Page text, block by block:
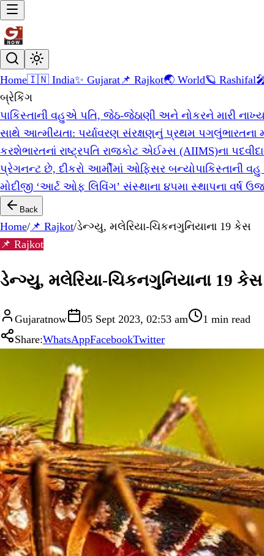
Home🇮🇳 India✨ Gujarat📌 Rajkot🌏 World🪐 Rashifal
બ્રેકિંગ
પાકિસ્તાની વહુએ પતિ, જેઠ-જેઠાણી અને નોકરને મારી
સાથે આત્મીયતા: પર્યાવરણ સંરક્ષણનું પ્રથમ પગલુંભારતના
કરશેભારતનાં રાષ્ટ્રપતિ રાજકોટ એઈમ્સ (AIIMS)ના
પ્રેગનન્ટ છે, દીકરો આર્મીમાં ઓફિસર બન્યોપાકિસ્તાની
મોદીજી ‘આર્ટ ઓફ લિવિંગ’ સંસ્થાના ૪૫મા સ્થાપના વર્ષ
Back
Home/📌 Rajkot/ડેન્ગ્યુ, મલેરિયા-ચિકનગુનિયાના 19 કેસ
📌 Rajkot
ડેન્ગ્યુ, મલેરિયા-ચિકનગુનિયાના 19 કેસ
Gujaratnow 05 Sept 2023, 02:53 am 1 min read
Share:WhatsAppFacebookTwitter